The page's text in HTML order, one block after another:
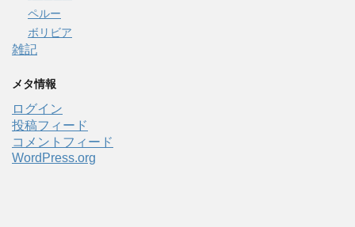
ペルー
ボリビア
雑記
メタ情報
ログイン
投稿フィード
コメントフィード
WordPress.org